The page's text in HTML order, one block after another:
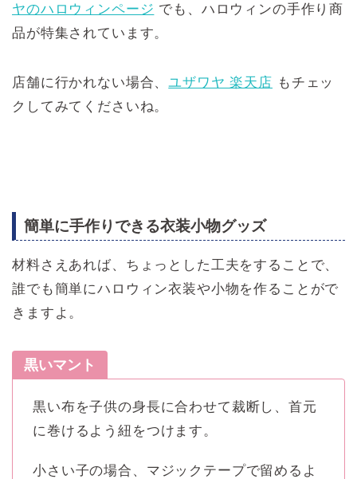
ヤのハロウィンページ でも、ハロウィンの手作り商
品が特集されています。
店舗に行かれない場合、ユザワヤ 楽天店 もチェッ
クしてみてくださいね。
簡単に手作りできる衣装小物グッズ
材料さえあれば、ちょっとした工夫をすることで、
誰でも簡単にハロウィン衣装や小物を作ることがで
きますよ。
黒いマント
黒い布を子供の身長に合わせて裁断し、首元
に巻けるよう紐をつけます。
小さい子の場合、マジックテープで留めるよ